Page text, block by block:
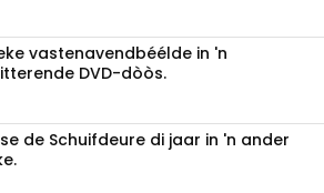
vastenavendbéélde in 'n
DVD-dòòs.
de Schuifdeure di jaar in 'n ander